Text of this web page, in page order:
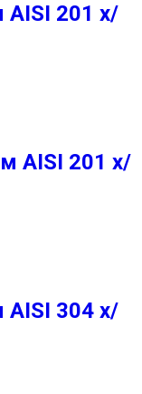
201 х/
AISI 201 х/
304 х/